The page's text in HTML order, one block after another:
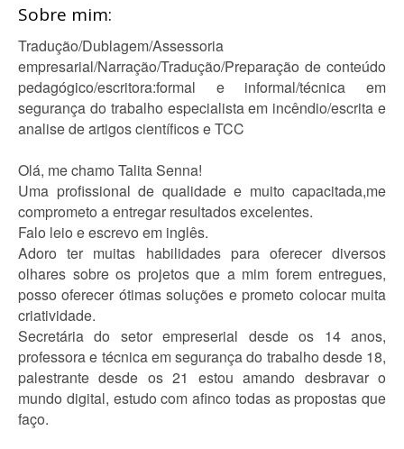
Sobre mim:
Tradução/Dublagem/Assessoria
empresarial/Narração/Tradução/Preparação de conteúdo
pedagógico/escritora:formal e informal/técnica em
segurança do trabalho especialista em incêndio/escrita e
analise de artigos científicos e TCC
Olá, me chamo Talita Senna!
Uma profissional de qualidade e muito capacitada,me
comprometo a entregar resultados excelentes.
Falo leio e escrevo em inglês.
Adoro ter muitas habilidades para oferecer diversos
olhares sobre os projetos que a mim forem entregues,
posso oferecer ótimas soluções e prometo colocar muita
criatividade.
Secretária do setor empreserial desde os 14 anos,
professora e técnica em segurança do trabalho desde 18,
palestrante desde os 21 estou amando desbravar o
mundo digital, estudo com afinco todas as propostas que
faço.